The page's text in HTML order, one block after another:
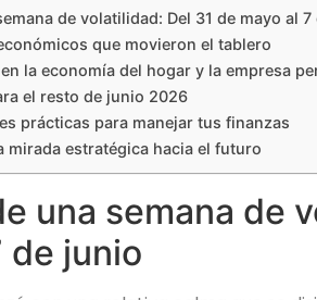
de volatilidad: Del 31 de mayo al 7
que movieron el tablero
la economía del hogar y la empresa
el resto de junio 2026
prácticas para manejar tus finanzas
mirada estratégica hacia el futuro
una semana de
de junio